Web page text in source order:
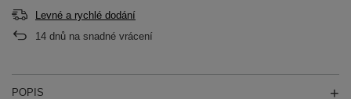
Levné a rychlé dodání
14 dnů na snadné vrácení
POPIS